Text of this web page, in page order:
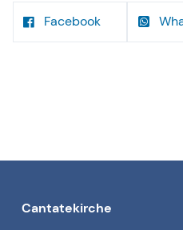
Facebook
Cantatekirche